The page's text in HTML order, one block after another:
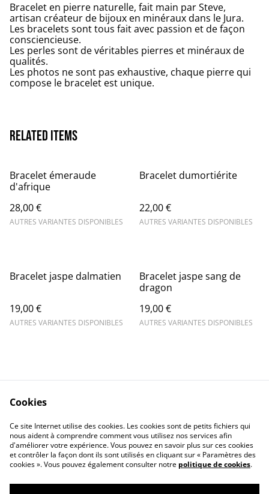
Bracelet en pierre naturelle, fait main par Steve,
artisan créateur de bijoux en minéraux dans le Jura.
Les bracelets sont tous fait avec passion et de façon
consciencieuse.
Les perles sont de véritables pierres et minéraux de
qualités.
Les photos ne sont pas exhaustive, chaque pierre qui
compose le bracelet est unique.
Related items
Bracelet émeraude
d'afrique
28,00 €
AUTRES VARIANTES DISPONIBLES
Bracelet dumortiérite
22,00 €
AUTRES VARIANTES DISPONIBLES
Bracelet jaspe dalmatien
19,00 €
AUTRES VARIANTES DISPONIBLES
Bracelet jaspe sang de
dragon
19,00 €
AUTRES VARIANTES DISPONIBLES
Contact Us
Legal Terms
Privacy Policy
Cookie Policy
Cookies
Ce site Internet utilise des cookies. Les cookies sont de petits fichiers qui
nous aident à comprendre comment vous utilisez nos services afin
d'améliorer votre expérience. Vous pouvez en savoir plus sur ces cookies
et contrôler la façon dont ils sont utilisés en cliquant sur « Paramètres des
cookies ». Vous pouvez également consulter notre politique de cookies.